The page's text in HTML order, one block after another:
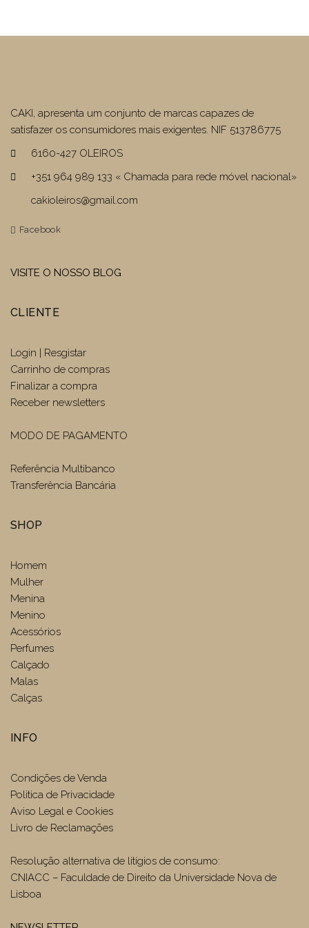
CAKI, apresenta um conjunto de marcas capazes de
satisfazer os consumidores mais exigentes. NIF 513786775
6160-427 OLEIROS
+351 964 989 133 « Chamada para rede móvel nacional»
cakioleiros@gmail.com
Facebook
VISITE O NOSSO BLOG
CLIENTE
Login | Resgistar
Carrinho de compras
Finalizar a compra
Receber newsletters
MODO DE PAGAMENTO
Referência Multibanco
Transferência Bancária
SHOP
Homem
Mulher
Menina
Menino
Acessórios
Perfumes
Calçado
Malas
Calças
INFO
Condições de Venda
Politica de Privacidade
Aviso Legal e Cookies
Livro de Reclamações
Resolução alternativa de litígios de consumo:
CNIACC – Faculdade de Direito da Universidade Nova de
Lisboa